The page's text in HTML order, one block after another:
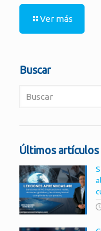
Ver más
Buscar
Últimos artículos